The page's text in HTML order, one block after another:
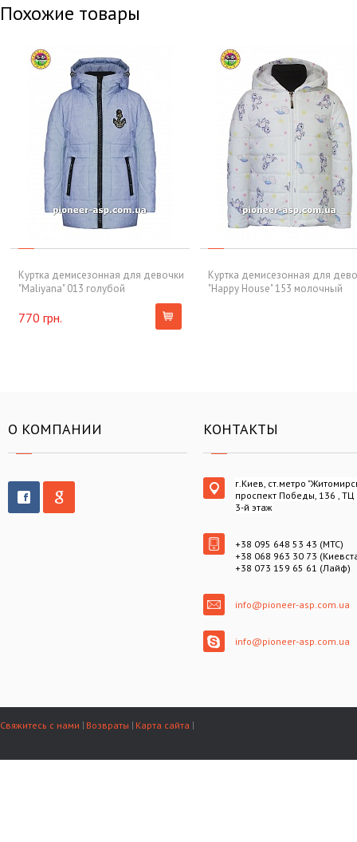
Похожие товары
Куртка демисезонная для девочки
"Maliyana" 013 голубой
770 грн.
Куртка демисезонная для
"Happy House" 153 молочный
О КОМПАНИИ КОНТАКТЫ
г.Киев, ст.метро
проспект Победы, 136 , ТЦ
3-й этаж
+38 095 648 53 43 (МТС)
+38 068 963 30 73
+38 073 159 65 61 (Лайф)
info@pioneer-asp.com.ua
info@pioneer-asp.com.ua
Свяжитесь с нами Возвраты Карта сайта